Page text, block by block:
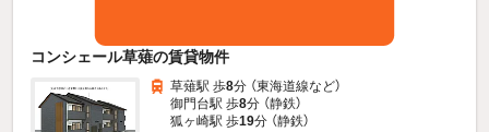
コンシェール草薙の賃貸物件
草薙駅 歩8分 （東海道線など）
御門台駅 歩8分 （静鉄）
狐ヶ崎駅 歩19分 （静鉄）